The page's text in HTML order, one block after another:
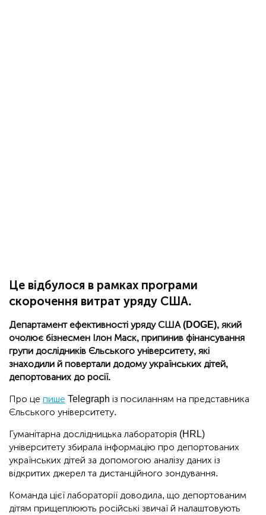
Це відбулося в рамках програми
скорочення витрат уряду США.
Департамент ефективності уряду США (DOGE), який
очолює бізнесмен Ілон Маск, припинив фінансування
групи дослідників Єльського університету, які
знаходили й повертали додому українських дітей,
депортованих до росії.
Про це пише Telegraph із посиланням на представника
Єльського університету.
Гуманітарна дослідницька лабораторія (HRL)
університету збирала інформацію про депортованих
українських дітей за допомогою аналізу даних із
відкритих джерел та дистанційного зондування.
Команда цієї лабораторії доводила, що депортованим
дітям прищеплюють російські звичаї й налаштовують